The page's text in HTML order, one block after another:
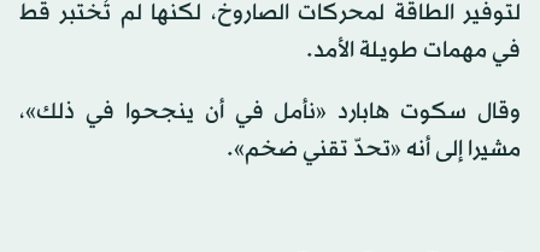
لتوفير الطاقة لمحركات الصاروخ، لكنها لم تُختبر قط
في مهمات طويلة الأمد.
وقال سكوت هابارد «نأمل في أن ينجحوا في ذلك»،
مشيرا إلى أنه «تحدّ تقني ضخم».